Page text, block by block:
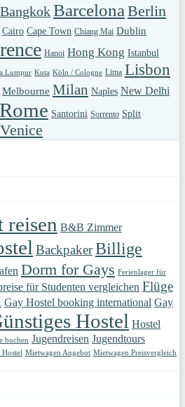
BangkokBarcelonaBerlin
Cairo Cape Town Chiang Mai Dublin
Hanoi Hong Kong Istanbul
Lumpur Kuta Köln / Cologne Lima Lisbon
Melbourne Milan Naples New Delhi
Rome Santorini Sorrento Split
Venice
reisen B&B Zimmer
BackpakerBillige
Dorm for Gays Ferienlager für
für Studenten vergleichen Flüge
Gay Hostel booking international Gay
Hostel Hostel
buchen Jugendreisen Jugendtours
Hostel Mietwagen Angebot Mietwagen Preisvergleich